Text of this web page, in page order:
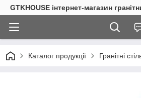
GTKHOUSE інтернет-магазин
Каталог продукції Гранітні